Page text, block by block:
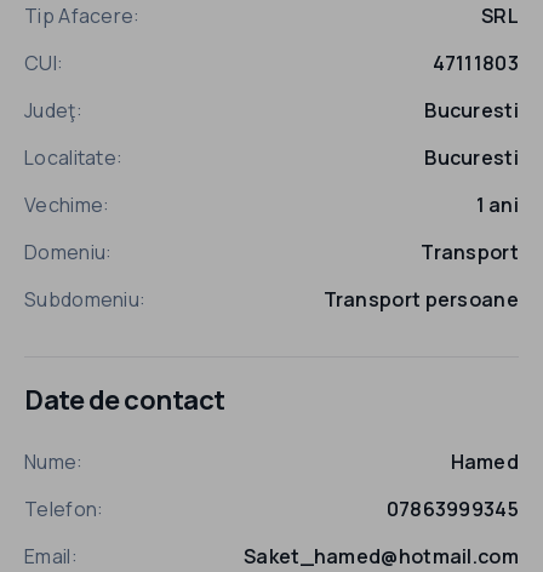
Tip Afacere:
SRL
CUI:
47111803
Judeţ:
Bucuresti
Localitate:
Bucuresti
Vechime:
1 ani
Domeniu:
Transport
Subdomeniu:
Transport persoane
Date de contact
Nume:
Hamed
Telefon:
07863999345
Email:
Saket_hamed@hotmail.com